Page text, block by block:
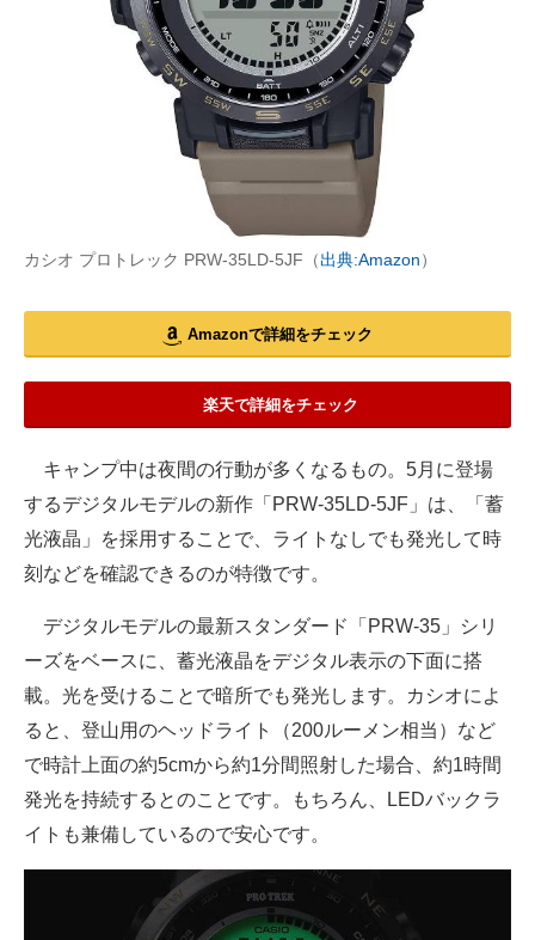
カシオ プロトレック PRW-35LD-5JF（出典:Amazon）
Amazonで詳細をチェック
楽天で詳細をチェック
キャンプ中は夜間の行動が多くなるもの。5月に登場
するデジタルモデルの新作「PRW-35LD-5JF」は、「蓄
光液晶」を採用することで、ライトなしでも発光して時
刻などを確認できるのが特徴です。
デジタルモデルの最新スタンダード「PRW-35」シリ
ーズをベースに、蓄光液晶をデジタル表示の下面に搭
載。光を受けることで暗所でも発光します。カシオによ
ると、登山用のヘッドライト（200ルーメン相当）など
で時計上面の約5cmから約1分間照射した場合、約1時間
発光を持続するとのことです。もちろん、LEDバックラ
イトも兼備しているので安心です。